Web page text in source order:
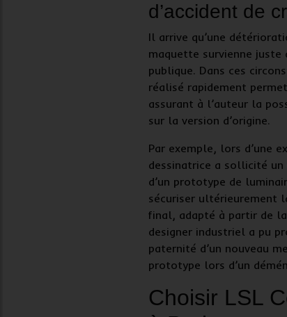
d’accident de
Il arrive qu’une
maquette survienne
publique. Dans ces
réalisé rapidement
assurant à l’auteur la
sur la version d’origine.
Par exemple, lors d’une
dessinatrice a sollicité
d’un prototype de
sécuriser ultérieurement
final, adapté à partir de
designer industriel a pu
paternité d’un nouveau
prototype lors d’un
Choisir LSL